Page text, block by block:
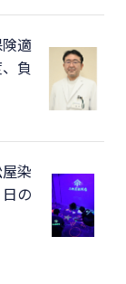
適
負
染
の